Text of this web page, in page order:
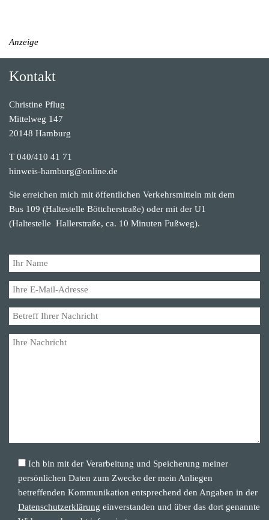
Anzeige
Kontakt
Christine Pflug
Mittelweg 147
20148 Hamburg
T 040/410 41 71
hinweis-hamburg@online.de
Sie erreichen mich mit öffentlichen Verkehrsmitteln mit dem
Bus 109 (Haltestelle Böttcherstraße) oder mit der U1
(Haltestelle Hallerstraße, ca. 10 Minuten Fußweg).
Ich bin mit der Verarbeitung und Speicherung meiner
persönlichen Daten zum Zwecke der mein Anliegen
betreffenden Kommunikation entsprechend den Angaben in der
Datenschutzerklärung einverstanden und über das dort genannte